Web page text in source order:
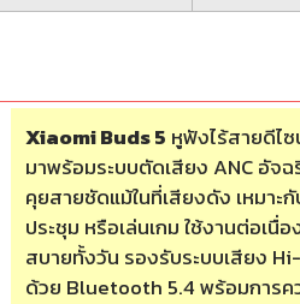
Xiaomi Buds 5 หูฟังไร้สายดีไ
มาพร้อมระบบตัดเสียง ANC อัจ
คุยสายชัดแม้ในที่เสียงดัง เหมา
ประชุม หรือเล่นเกม ใช้งานต่อเนื่
สบายทั้งวัน รองรับระบบเสียง
ด้วย Bluetooth 5.4 พร้อมการ